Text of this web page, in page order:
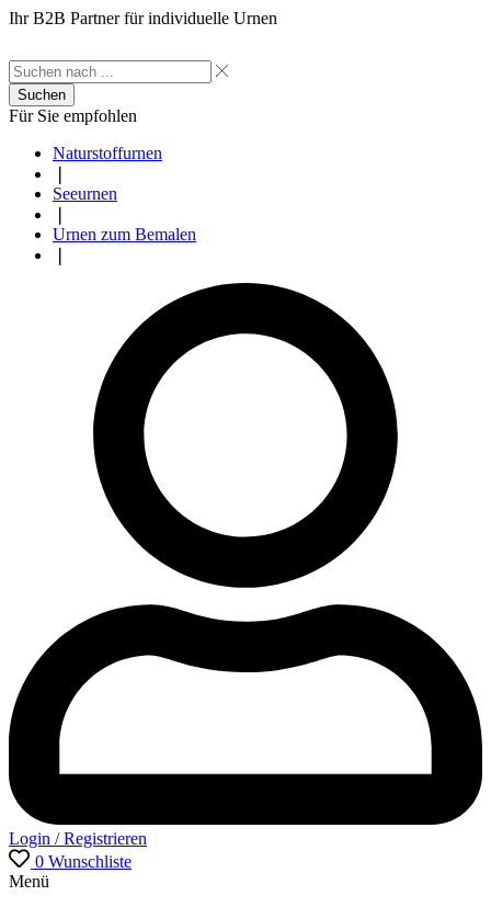
Ihr B2B Partner für individuelle Urnen
Suchen
Für Sie empfohlen
Naturstoffurnen
Seeurnen
Urnen zum Bemalen
Login / Registrieren
0 Wunschliste
Menü